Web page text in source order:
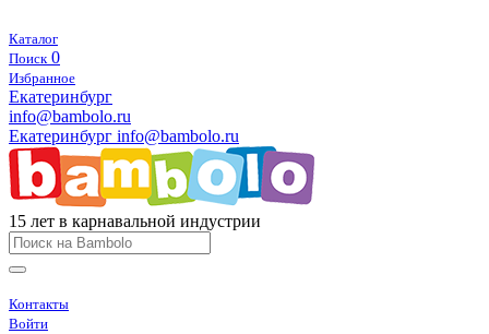
Каталог
Поиск 0
Избранное
Екатеринбург
info@bambolo.ru
Екатеринбург info@bambolo.ru
15 лет в карнавальной индустрии
Контакты
Войти